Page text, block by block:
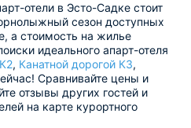
отели в Эсто-Садке стоит
сезон доступных
а стоимость на жилье
идеального апарт-отеля
, Канатной дорогой К3,
Сравнивайте цены и
отзывы других гостей и
на карте курортного